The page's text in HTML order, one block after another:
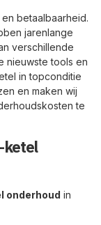
betaalbaarheid.
jarenlange
verschillende
nieuwste tools en
in topconditie
en maken wij
te
ketel
onderhoud in